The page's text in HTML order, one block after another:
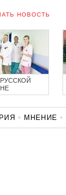
НОВОСТЬ
МНЕНИЕ